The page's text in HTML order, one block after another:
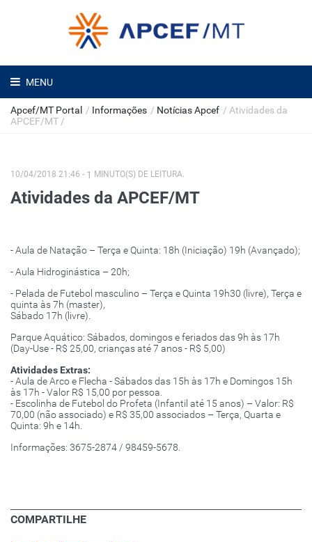
MENU
Apcef/MT Portal / Informações / Notícias Apcef / Atividades da
APCEF/MT /
10/04/2018 21:46 - 1 MINUTO(S) DE LEITURA.
Atividades da APCEF/MT
- Aula de Natação – Terça e Quinta: 18h (Iniciação) 19h (Avançado);
- Aula Hidroginástica – 20h;
- Pelada de Futebol masculino – Terça e Quinta 19h30 (livre), Terça e
quinta às 7h (master),
Sábado 17h (livre).
Parque Aquático: Sábados, domingos e feriados das 9h às 17h
(Day-Use - R$ 25,00, crianças até 7 anos - R$ 5,00)
Atividades Extras:
- Aula de Arco e Flecha - Sábados das 15h às 17h e Domingos 15h
às 17h - Valor R$ 15,00 por pessoa.
- Escolinha de Futebol do Profeta (Infantil até 15 anos) – Valor: R$
70,00 (não associado) e R$ 35,00 associados – Terça, Quarta e
Quinta: 9h e 14h.
Informações: 3675-2874 / 98459-5678.
COMPARTILHE